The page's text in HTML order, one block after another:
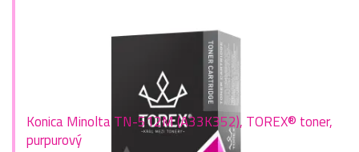
Konica Minolta TN-512M (A33K352), TOREX® toner,
purpurový